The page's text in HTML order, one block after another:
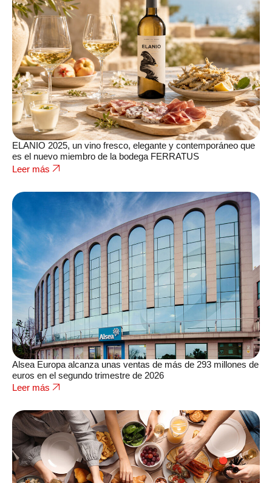
ELANIO 2025, un vino fresco, elegante y contemporáneo que
es el nuevo miembro de la bodega FERRATUS
Leer más
Alsea Europa alcanza unas ventas de más de 293 millones de
euros en el segundo trimestre de 2026
Leer más